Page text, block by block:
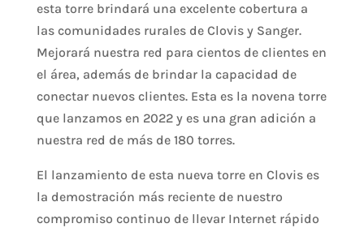
esta torre brindará una excelente cobertura a
las comunidades rurales de Clovis y Sanger.
Mejorará nuestra red para cientos de clientes en
el área, además de brindar la capacidad de
conectar nuevos clientes. Esta es la novena torre
que lanzamos en 2022 y es una gran adición a
nuestra red de más de 180 torres.
El lanzamiento de esta nueva torre en Clovis es
la demostración más reciente de nuestro
compromiso continuo de llevar Internet rápido